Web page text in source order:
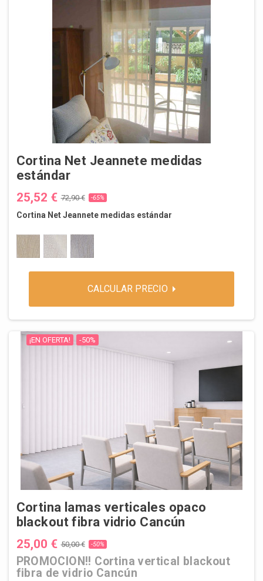
Cortina Net Jeannete medidas
estándar
25,52 € 72,90 € -65%
Cortina Net Jeannete medidas estándar
CAFE BEIGE PIEDRA
CALCULAR PRECIO
¡EN OFERTA! -50%
Cortina lamas verticales opaco
blackout fibra vidrio Cancún
25,00 € 50,00 € -50%
PROMOCIÓN!! Cortina vertical blackout
fibra de vidrio Cancún